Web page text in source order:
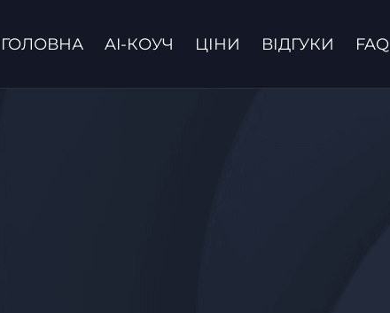
ГОЛОВНА AI-КОУЧ ЦІНИ ВІДГУКИ FAQ